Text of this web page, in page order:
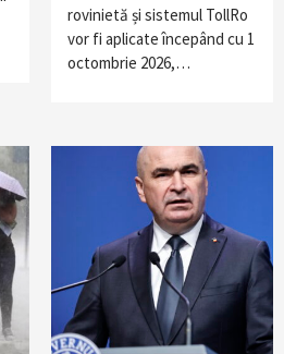
rovinietă și sistemul TollRo
vor fi aplicate începând cu 1
octombrie 2026,…